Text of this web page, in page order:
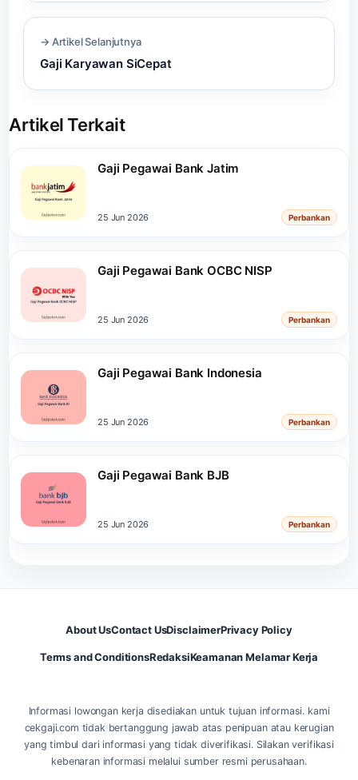
→ Artikel Selanjutnya
Gaji Karyawan SiCepat
Artikel Terkait
Gaji Pegawai Bank Jatim
25 Jun 2026 Perbankan
Gaji Pegawai Bank OCBC NISP
25 Jun 2026 Perbankan
Gaji Pegawai Bank Indonesia
25 Jun 2026 Perbankan
Gaji Pegawai Bank BJB
25 Jun 2026 Perbankan
About UsContact UsDisclaimerPrivacy Policy
Terms and ConditionsRedaksiKeamanan Melamar Kerja
Informasi lowongan kerja disediakan untuk tujuan informasi. kami
cekgaji.com tidak bertanggung jawab atas penipuan atau kerugian
yang timbul dari informasi yang tidak diverifikasi. Silakan verifikasi
kebenaran informasi melalui sumber resmi perusahaan.